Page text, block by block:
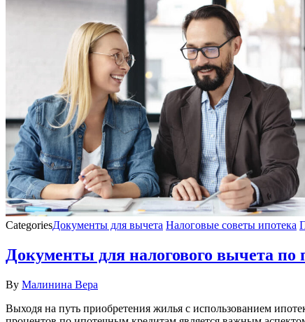
CategoriesДокументы для вычета Налоговые советы ипотека
Документы для налогового вычета
By Малинина Вера
Выходя на путь приобретения жилья с использованием